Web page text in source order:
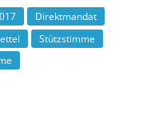
Direktmandat
Stützstimme